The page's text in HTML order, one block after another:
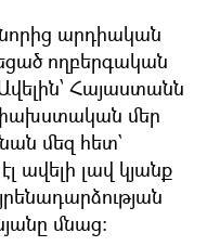
արդիական
ողբերգական
Հայաստանն
փախստական մեր
մեզ հետ`
ավելի լավ կյանք
մնաց։